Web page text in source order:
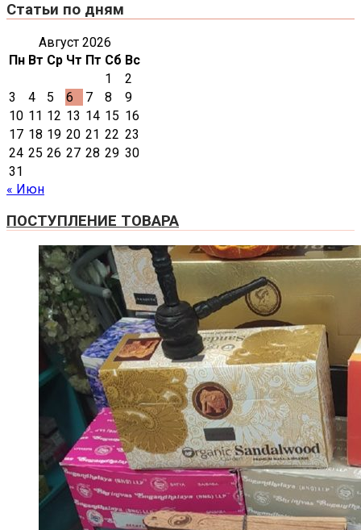
Статьи по дням
Август 2026
Пн Вт Ср Чт Пт Сб Вс
1
2
3
4 5 6 7 8
9
10 11 12 13 14 15 16
17 18 19 20 21 22 23
24 25 26 27 28 29 30
31
« Июн
ПОСТУПЛЕНИЕ ТОВАРА